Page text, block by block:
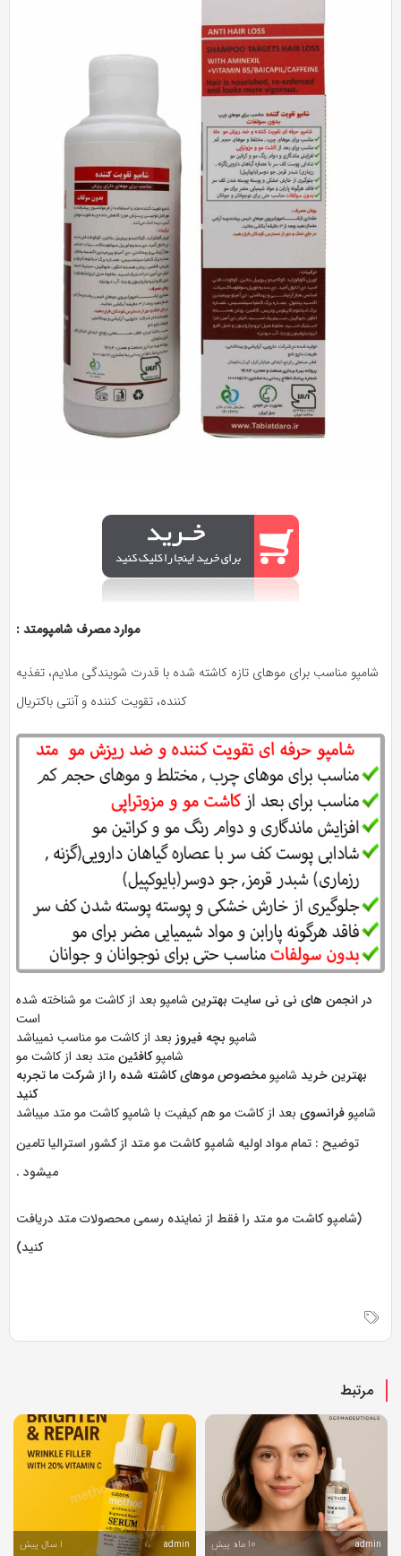
موارد مصرف شامپومتد:
شامپو مناسب برای موهای تازه کاشته شده با قدرت شویندگی ملایم، تغذیه
کننده، تقویت کننده و آنتی باکتریال
در انجمن های نی نی سایت بهترینشامپو بعد از کاشت مو شناخته شده
است
شامپو بچه فیروزبعد از کاشت مو مناسب نمیباشد
شامپوکافئینمتد بعد از کاشت مو
بهترین خریدشامپومخصوص موهای کاشته شده را از شرکت ما تجربه
کنید
شامپوفرانسویبعد از کاشت مو هم کیفیت با شامپو کاشت مو متد میباشد
توضیح : تمام مواد اولیه شامپو کاشت مو متد از کشور استرالیا تامین
میشود .
(شامپو کاشت مو متد را فقط از نماینده رسمی محصولات متد دریافت
کنید)
مرتبط
admin 10 ماه پیش admin